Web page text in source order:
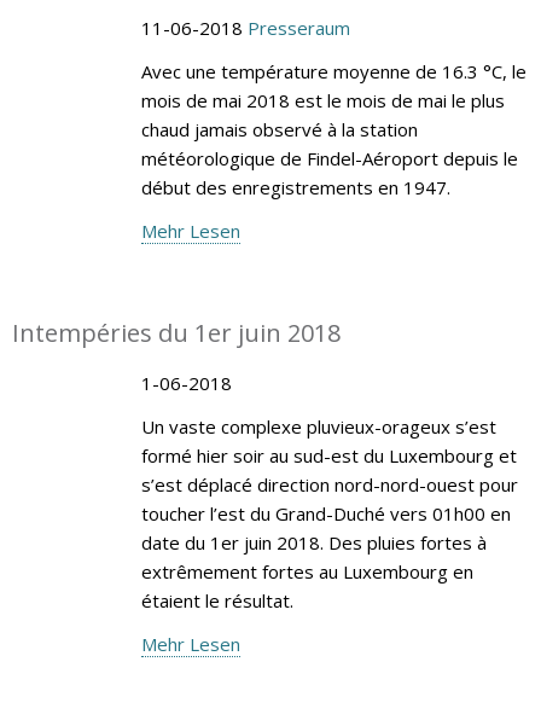
11-06-2018 Presseraum
Avec une température moyenne de 16.3 °C, le
mois de mai 2018 est le mois de mai le plus
chaud jamais observé à la station
météorologique de Findel-Aéroport depuis le
début des enregistrements en 1947.
Mehr Lesen
Intempéries du 1er juin 2018
1-06-2018
Un vaste complexe pluvieux-orageux s’est
formé hier soir au sud-est du Luxembourg et
s’est déplacé direction nord-nord-ouest pour
toucher l’est du Grand-Duché vers 01h00 en
date du 1er juin 2018. Des pluies fortes à
extrêmement fortes au Luxembourg en
étaient le résultat.
Mehr Lesen